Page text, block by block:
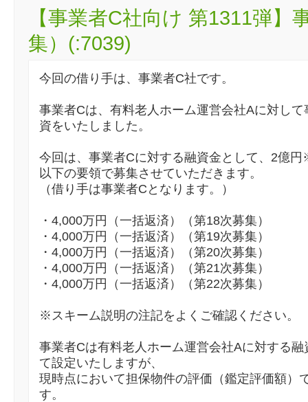
【事業者C社向け 第1311弾
集）(:7039)
今回の借り手は、事業者C社です。
事業者Cは、有料老人ホーム運営会社Aに対し
資をいたしました。
今回は、事業者Cに対する融資金として、2億
以下の要領で募集させていただきます。
（借り手は事業者Cとなります。）
・4,000万円（一括返済）（第18次募集）
・4,000万円（一括返済）（第19次募集）
・4,000万円（一括返済）（第20次募集）
・4,000万円（一括返済）（第21次募集）
・4,000万円（一括返済）（第22次募集）
※スキーム説明の注記をよくご確認ください。
事業者Cは有料老人ホーム運営会社Aに対する
て設定いたしますが、
現時点において担保物件の評価（鑑定評価額）
す。